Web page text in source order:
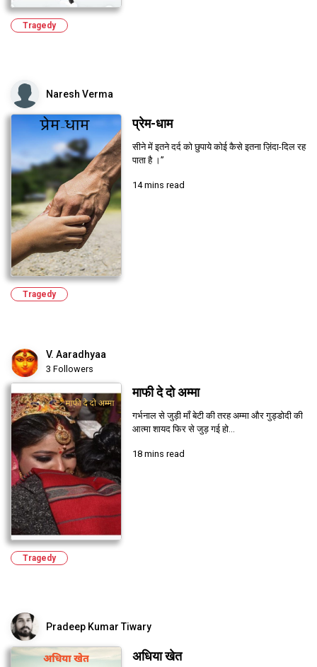
Tragedy
Naresh Verma
प्रेम-धाम
सीने में इतने दर्द को छुपाये कोई कैसे इतना ज़िंदा-दिल रह
पाता है ।”
14 mins read
Tragedy
V. Aaradhyaa
3 Followers
माफी दे दो अम्मा
गर्भनाल से जुड़ी माँ बेटी की तरह अम्मा और गुड्डोदी की
आत्मा शायद फिर से जुड़ गई हो...
18 mins read
Tragedy
Pradeep Kumar Tiwary
अधिया खेत